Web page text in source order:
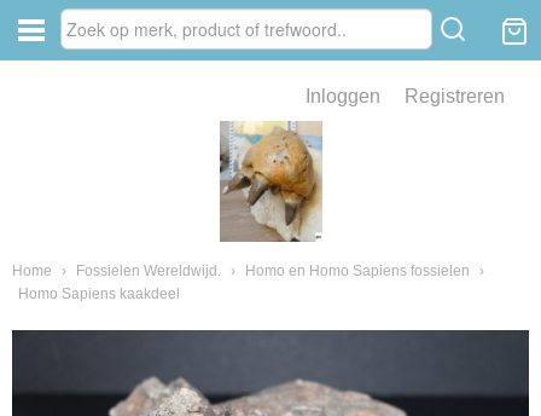
Inloggen Registreren
Home › Fossielen Wereldwijd. › Homo en Homo Sapiens fossielen
›
Homo Sapiens kaakdeel
van fossielen en mineralen